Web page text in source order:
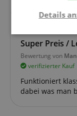
Super Preis /
Bewertung von
verifizierter Kauf
Funktioniert
dabei was man
Details